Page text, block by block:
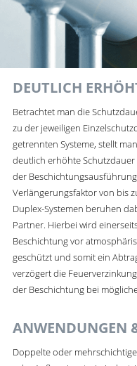
DEUTLICH
Betrachtet man die
zu der jeweiligen
getrennten Systeme, stellt
deutlich erhöhte
der
Verlängerungsfaktor von bis
Duplex-Systemen beruhen
Partner. Hierbei wird
Beschichtung vor
geschützt und somit ein
verzögert die
der Beschichtung bei
ANWENDUNGEN
Doppelte oder